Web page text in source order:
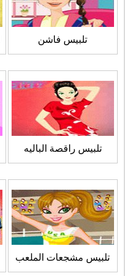
تلبيس فاشن
تلبيس راقصة الباليه
تلبيس مشجعات الملعب